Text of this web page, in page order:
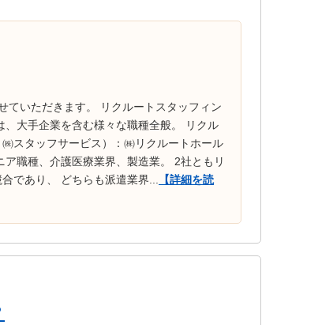
ていただきます。 リクルートスタッフィン
大手企業を含む様々な職種全般。 リクル
スタッフサービス）：㈱リクルートホール
職種、介護医療業界、製造業。 2社ともリ
であり、 どちらも派遣業界...
【詳細を読